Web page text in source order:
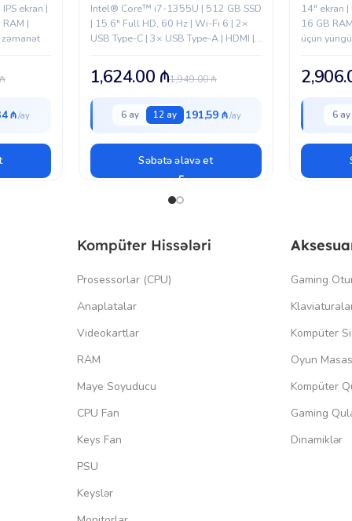
ekran |
|
₼
₼
Intel® Core™ i7-1355U | 512 GB SSD
| 15.6" Full HD, 60 Hz | Wi-Fi 6 | 2×
USB Type-C | 3× USB Type-A | HDMI |
1,949.00₼
1,624.00 ₼
6 ay 12 ay 191,59 ₼
Səbətə əlavə et
14″ ekran
16 GB
üçün
6 ay
Kompüter Hissələri
Prosessorlar (CPU)
Anaplatalar
Videokartlar
RAM
Maye Soyuducu
CPU Fan
Keys Fan
PSU
Keyslər
Gaming
Kompüter
Oyun
Kompüter
Gaming
Dinamiklər